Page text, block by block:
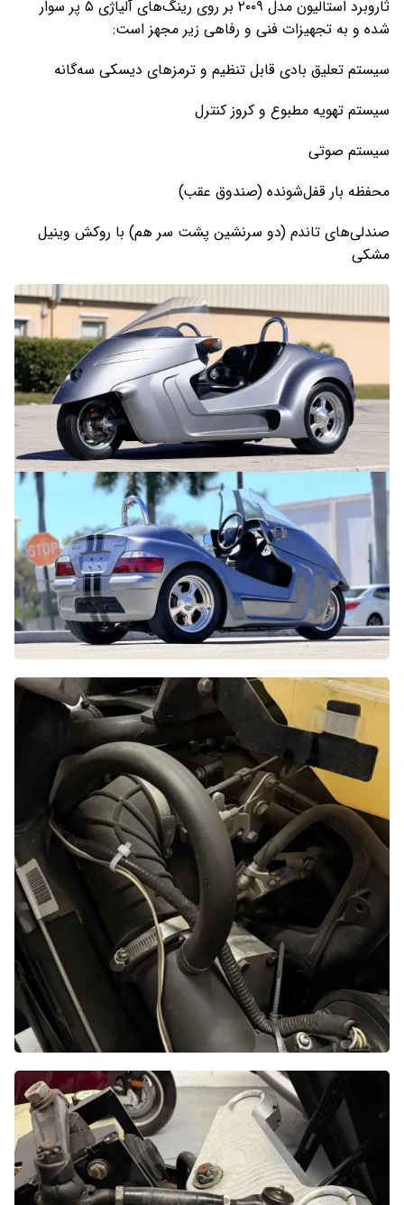
ثاروبرد استالیون مدل ۲۰۰۹ بر روی رینگ‌های آلیاژی ۵ پر سوار
شده و به تجهیزات فنی و رفاهی زیر مجهز است:
سیستم تعلیق بادی قابل تنظیم و ترمزهای دیسکی سه‌گانه
سیستم تهویه مطبوع و کروز کنترل
سیستم صوتی
محفظه بار قفل‌شونده (صندوق عقب)
صندلی‌های تاندم (دو سرنشین پشت سر هم) با روکش وینیل
مشکی